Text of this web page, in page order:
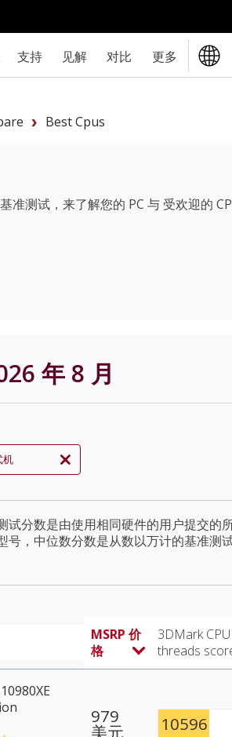
支持 见解 对比 更多
Best Cpus
测试，来了解您的 PC 与 受欢迎的
年 8 月
机
试分数是由使用相同硬件的用户提交的
号，中位数分数是从数以万计的基准测
MSRP 价
格
3DMark
threads
979
美元 10596